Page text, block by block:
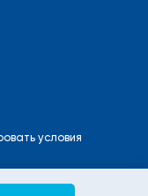
условия